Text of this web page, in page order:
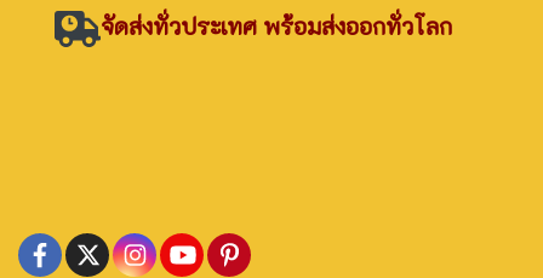
จัดส่งทั่วประเทศ พร้อมส่งออกทั่วโลก